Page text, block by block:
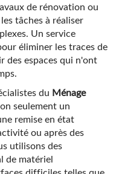
de rénovation ou
tâches à réaliser
Un service
éliminer les traces de
des espaces qui n'ont
du Ménage
seulement un
remise en état
ou après des
utilisons des
de matériel